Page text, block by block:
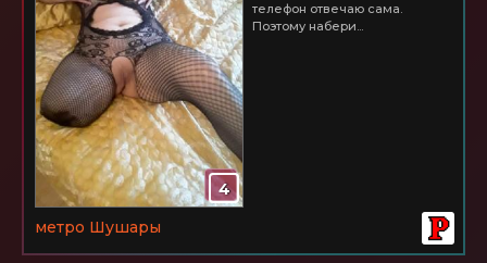
4
телефон отвечаю сама.
Поэтому набери...
метро Шушары